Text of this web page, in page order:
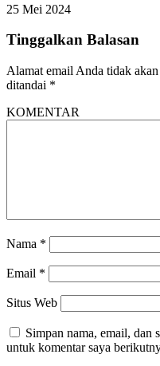
25 Mei 2024
Tinggalkan Balasan
Alamat email Anda tidak
ditandai *
KOMENTAR
Nama *
Email *
Situs Web
Simpan nama, email, dan
untuk komentar saya